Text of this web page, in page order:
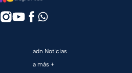
adn Noticias
a más +